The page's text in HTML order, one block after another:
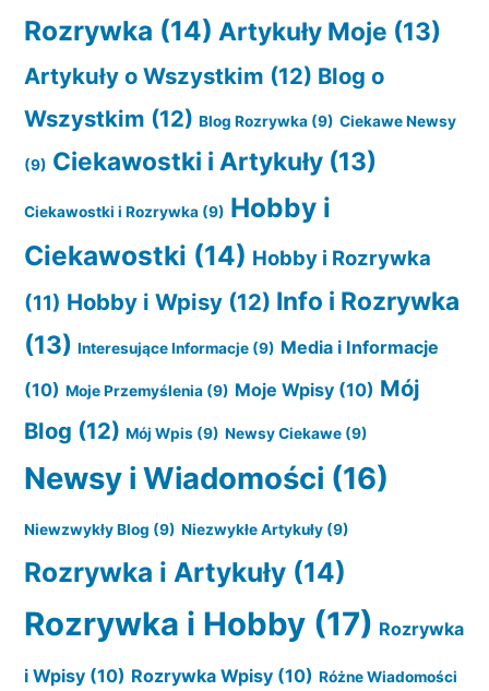
Rozrywka (14) Artykuły Moje (13)
Artykuły o Wszystkim (12) Blog o
Wszystkim (12) Blog Rozrywka (9) Ciekawe Newsy
(9) Ciekawostki i Artykuły (13)
Ciekawostki i Rozrywka (9) Hobby i
Ciekawostki (14) Hobby i Rozrywka
(11) Hobby i Wpisy (12) Info i Rozrywka
(13) Interesujące Informacje (9) Media i Informacje
(10) Moje Przemyślenia (9) Moje Wpisy (10) Mój
Blog (12) Mój Wpis (9) Newsy Ciekawe (9)
Newsy i Wiadomości (16)
Niewzwykły Blog (9) Niezwykłe Artykuły (9)
Rozrywka i Artykuły (14)
Rozrywka i Hobby (17) Rozrywka
i Wpisy (10) Rozrywka Wpisy (10) Różne Wiadomości